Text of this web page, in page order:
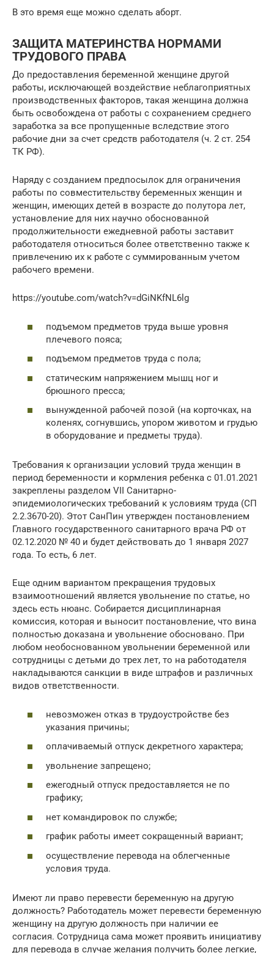
В это время еще можно сделать аборт.
ЗАЩИТА МАТЕРИНСТВА НОРМАМИ
ТРУДОВОГО ПРАВА
До предоставления беременной женщине другой
работы, исключающей воздействие неблагоприятных
производственных факторов, такая женщина должна
быть освобождена от работы с сохранением среднего
заработка за все пропущенные вследствие этого
рабочие дни за счет средств работодателя (ч. 2 ст. 254
ТК РФ).
Наряду с созданием предпосылок для ограничения
работы по совместительству беременных женщин и
женщин, имеющих детей в возрасте до полутора лет,
установление для них научно обоснованной
продолжительности ежедневной работы заставит
работодателя относиться более ответственно также к
привлечению их к работе с суммированным учетом
рабочего времени.
https://youtube.com/watch?v=dGiNKfNL6lg
подъемом предметов труда выше уровня
плечевого пояса;
подъемом предметов труда с пола;
статическим напряжением мышц ног и
брюшного пресса;
вынужденной рабочей позой (на корточках, на
коленях, согнувшись, упором животом и грудью
в оборудование и предметы труда).
Требования к организации условий труда женщин в
период беременности и кормления ребенка с 01.01.2021
закреплены разделом VII Санитарно-
эпидемиологических требований к условиям труда (СП
2.2.3670-20). Этот СанПин утвержден постановлением
Главного государственного санитарного врача РФ от
02.12.2020 № 40 и будет действовать до 1 января 2027
года. То есть, 6 лет.
Еще одним вариантом прекращения трудовых
взаимоотношений является увольнение по статье, но
здесь есть нюанс. Собирается дисциплинарная
комиссия, которая и выносит постановление, что вина
полностью доказана и увольнение обосновано. При
любом необоснованном увольнении беременной или
сотрудницы с детьми до трех лет, то на работодателя
накладываются санкции в виде штрафов и различных
видов ответственности.
невозможен отказ в трудоустройстве без
указания причины;
оплачиваемый отпуск декретного характера;
увольнение запрещено;
ежегодный отпуск предоставляется не по
графику;
нет командировок по службе;
график работы имеет сокращенный вариант;
осуществление перевода на облегченные
условия труда.
Имеют ли право перевести беременную на другую
должность? Работодатель может перевести беременную
женщину на другую должность при наличии ее
согласия. Сотрудница сама может проявить инициативу
для перевода в случае желания получить более легкие,